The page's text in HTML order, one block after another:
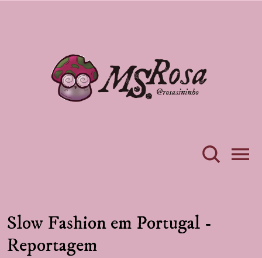
Slow Fashion em Portugal -
Reportagem